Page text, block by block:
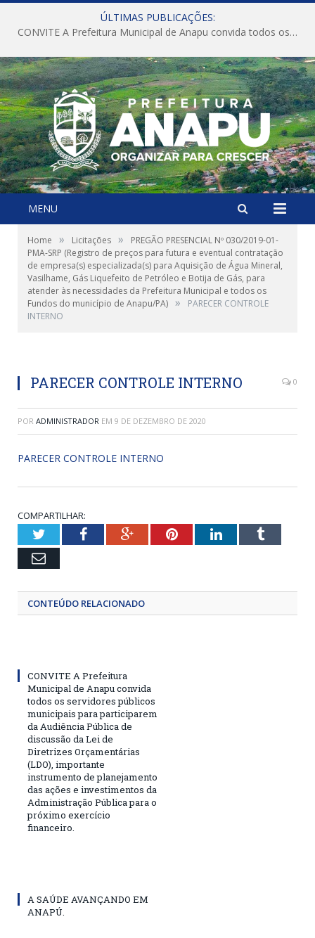
ÚLTIMAS PUBLICAÇÕES:
CONVITE A Prefeitura Municipal de Anapu convida todos os servidores públicos municipais para participarem da Audiência Pública de discussão da Lei de Diretrizes Orçamentárias (LDO), importante instrumento de planejamento das ações e investimentos da Administração Pública para o próximo exercício financeiro.
MENU
Home » Licitações »
PREGÃO PRESENCIAL Nº 030/2019-01-
PMA-SRP (Registro de preços para futura e eventual contratação
de empresa(s) especializada(s) para Aquisição de Água Mineral,
Vasilhame, Gás Liquefeito de Petróleo e Botija de Gás, para
atender às necessidades da Prefeitura Municipal e todos os
Fundos do município de Anapu/PA) »
PARECER CONTROLE
INTERNO
PARECER CONTROLE INTERNO 0
POR ADMINISTRADOR EM 9 DE DEZEMBRO DE 2020
PARECER CONTROLE INTERNO
COMPARTILHAR:
TwitterFacebookGoogle+PinterestLinkedInTumblr
Email
CONTEÚDO RELACIONADO
CONVITE A Prefeitura
Municipal de Anapu convida
todos os servidores públicos
municipais para participarem
da Audiência Pública de
discussão da Lei de
Diretrizes Orçamentárias
(LDO), importante
instrumento de planejamento
das ações e investimentos da
Administração Pública para o
próximo exercício
financeiro.
A SAÚDE AVANÇANDO EM
ANAPÚ.